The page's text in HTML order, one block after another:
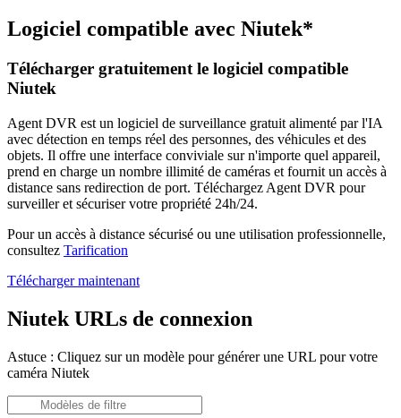
Logiciel compatible avec Niutek*
Télécharger gratuitement le logiciel compatible
Niutek
Agent DVR est un logiciel de surveillance gratuit alimenté par l'IA
avec détection en temps réel des personnes, des véhicules et des
objets. Il offre une interface conviviale sur n'importe quel appareil,
prend en charge un nombre illimité de caméras et fournit un accès à
distance sans redirection de port. Téléchargez Agent DVR pour
surveiller et sécuriser votre propriété 24h/24.
Pour un accès à distance sécurisé ou une utilisation professionnelle,
consultez Tarification
Télécharger maintenant
Niutek URLs de connexion
Astuce : Cliquez sur un modèle pour générer une URL pour votre
caméra Niutek